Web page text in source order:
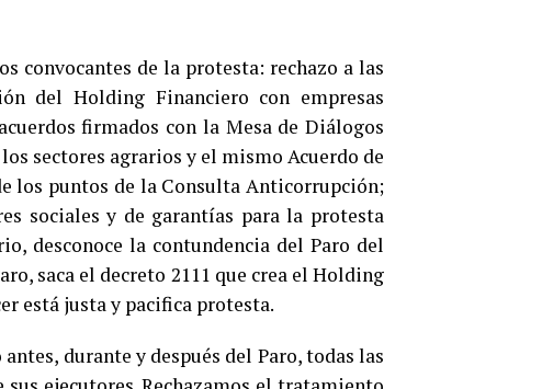
convocantes de la protesta: rechazo a las
del Holding Financiero con empresas
firmados con la Mesa de Diálogos
sectores agrarios y el mismo Acuerdo de
los puntos de la Consulta Anticorrupción;
sociales y de garantías para la protesta
desconoce la contundencia del Paro del
saca el decreto 2111 que crea el Holding
está justa y pacifica protesta.
durante y después del Paro, todas las